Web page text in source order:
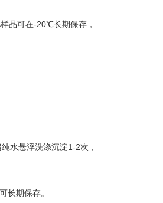
品可在-20℃长期保存，
悬浮洗涤沉淀1-2次，
期保存。